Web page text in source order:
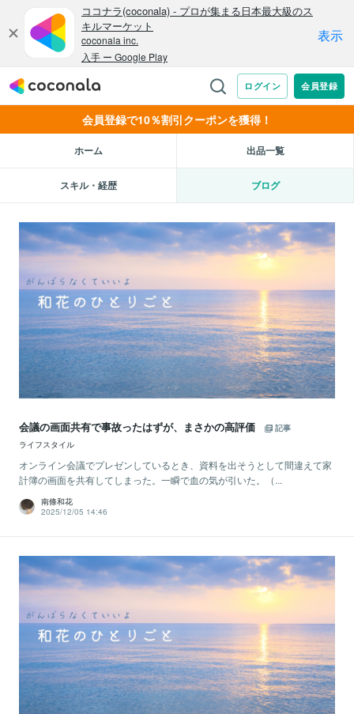
会員登録で10％割引クーポンを獲得！
ホーム 出品一覧
スキル・経歴 ブログ
会議の画面共有で事故ったはずが、まさかの高評価
記事
ライフスタイル
オンライン会議でプレゼンしているとき、資料を出そうとして間違えて家
計簿の画面を共有してしまった。一瞬で血の気が引いた。（...
南條和花
2025/12/05 14:46